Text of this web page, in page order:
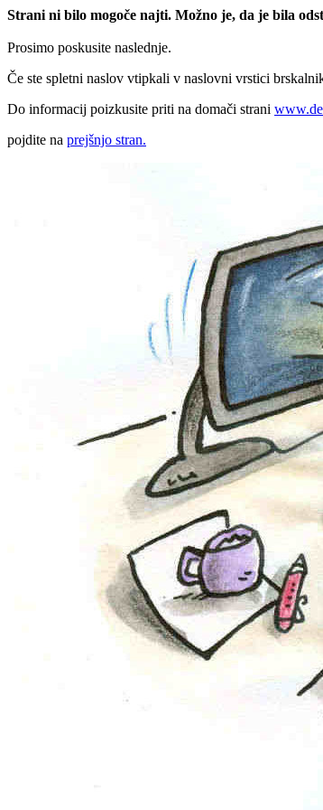
Strani ni bilo mogoče najti. Možno je, da je bila
Prosimo poskusite naslednje.
Če ste spletni naslov vtipkali v naslovni vrstici
Do informacij poizkusite priti na domači strani
pojdite na prejšnjo stran.